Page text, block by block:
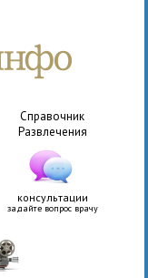
Справочник
Развлечения
консультации
задайте вопрос врачу